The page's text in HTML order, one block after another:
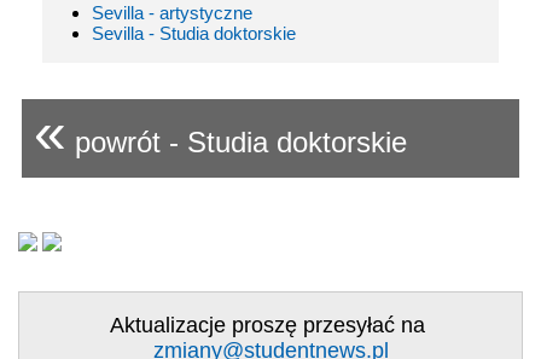
Sevilla - artystyczne
Sevilla - Studia doktorskie
« powrót - Studia doktorskie
Aktualizacje proszę przesyłać na
zmiany@studentnews.pl